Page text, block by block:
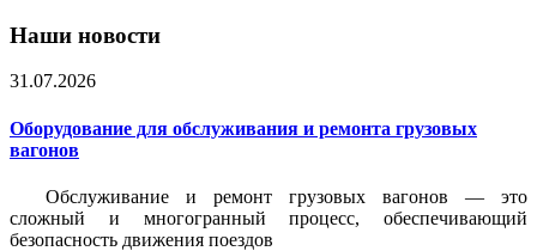
Наши новости
31.07.2026
Оборудование для обслуживания и ремонта грузовых
вагонов
Обслуживание и ремонт грузовых вагонов — это
сложный и многогранный процесс, обеспечивающий
безопасность движения поездов